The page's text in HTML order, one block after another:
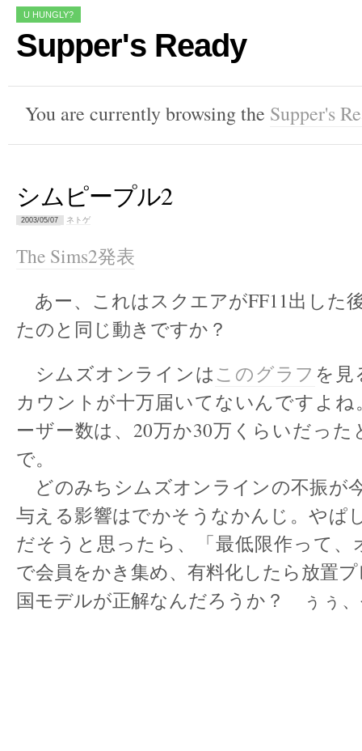
U HUNGLY?
Supper's Ready
You are currently browsing the Supper's
シムピープル2
2003/05/07 ネトゲ
The Sims2発表
あー、これはスクエアがFF11出した
たのと同じ動きですか？
シムズオンラインはこのグラフ を見
カウントが十万届いてないんですよね
ーザー数は、20万か30万くらいだっ
で。
どのみちシムズオンラインの不振が
与える影響はでかそうなかんじ。やぱ
だそうと思ったら、「最低限作って、
で会員をかき集め、有料化したら放置
国モデルが正解なんだろうか？ ぅぅ